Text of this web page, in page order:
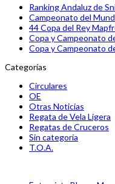
Ranking Andaluz de
Campeonato del
44 Copa del Rey
Copa y Campeonato
Copa y Campeonato
Categorías
Circulares
OE
Otras Noticias
Regata de Vela Ligera
Regatas de Cruceros
Sin categoría
T.O.A.